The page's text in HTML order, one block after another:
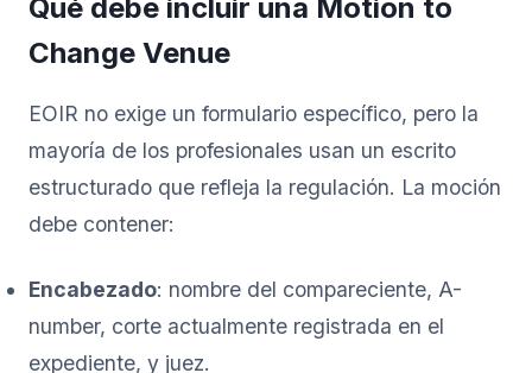
Qué debe incluir una Motion to
Change Venue
EOIR no exige un formulario específico, pero la
mayoría de los profesionales usan un escrito
estructurado que refleja la regulación. La moción
debe contener:
Encabezado: nombre del compareciente, A-
number, corte actualmente registrada en el
expediente, y juez.